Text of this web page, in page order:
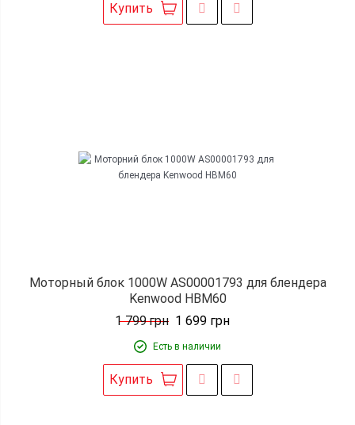
Купить
Моторный блок 1000W AS00001793 для блендера
Kenwood HBM60
1 799грн 1 699 грн
Есть в наличии
Купить